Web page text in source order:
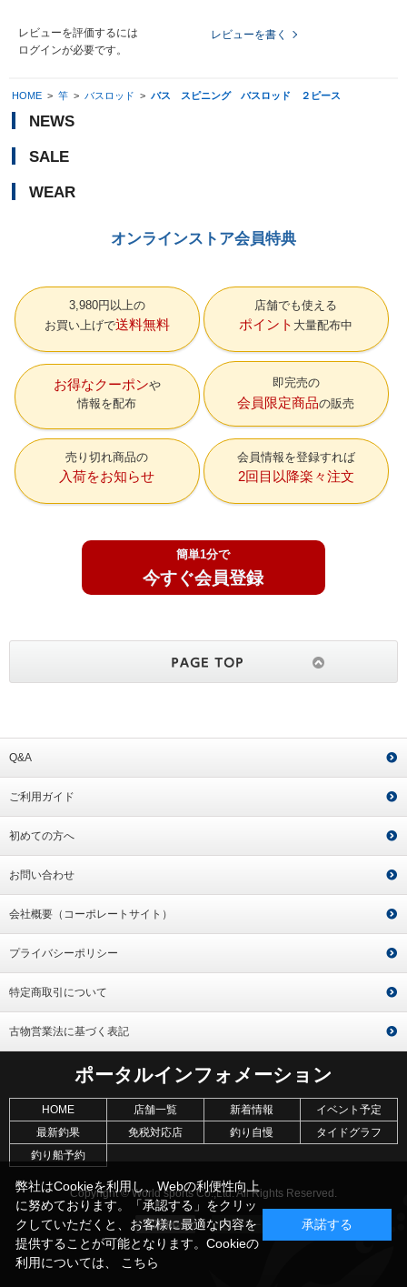
レビューを評価するには
ログインが必要です。
レビューを書く
HOME > 竿 > バスロッド > バス スピニング バスロッド ２ピース
NEWS
SALE
WEAR
オンラインストア会員特典
3,980円以上の
お買い上げで送料無料
店舗でも使える
ポイント 大量配布中
お得なクーポン
情報を配布
即完売の
会員限定商品の販売
売り切れ商品の
入荷をお知らせ
会員情報を登録すれば
2回目以降楽々注文
簡単1分で
今すぐ会員登録
Q&A
ご利用ガイド
初めての方へ
お問い合わせ
会社概要（コーポレートサイト）
プライバシーポリシー
特定商取引について
古物営業法に基づく表記
ポータルインフォメーション
HOME 店舗一覧 新着情報
イベント予定
最新釣果
免税対応店 釣り自慢
タイドグラフ
釣り船予約
Copyright © World sports Co.,Ltd. All Rights Reserved.
弊社はCookieを利用し、Webの利便性向上
に努めております。「承認する」をクリッ
クしていただくと、お客様に最適な内容を
提供することが可能となります。Cookieの
利用については、 こちら
承諾する